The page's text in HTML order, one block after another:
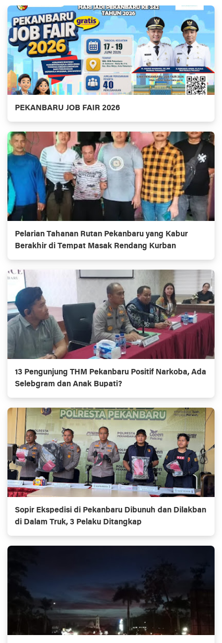
PEKANBARU JOB FAIR 2026
Pelarian Tahanan Rutan Pekanbaru yang Kabur
Berakhir di Tempat Masak Rendang Kurban
13 Pengunjung THM Pekanbaru Positif Narkoba, Ada
Selebgram dan Anak Bupati?
Sopir Ekspedisi di Pekanbaru Dibunuh dan Dilakban
di Dalam Truk, 3 Pelaku Ditangkap